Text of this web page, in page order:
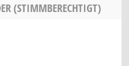
(STIMMBERECHTIGT)